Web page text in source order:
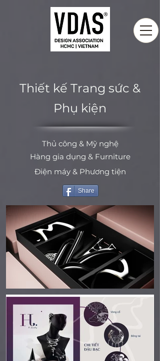
Thiết kế Trang sức &
Phụ kiện
Thủ công & Mỹ nghệ
Hàng gia dụng & Furniture
Điện máy & Phương tiện
Share